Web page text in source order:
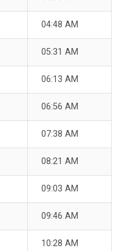
04:48 AM
05:31 AM
06:13 AM
06:56 AM
07:38 AM
08:21 AM
09:03 AM
09:46 AM
10:28 AM